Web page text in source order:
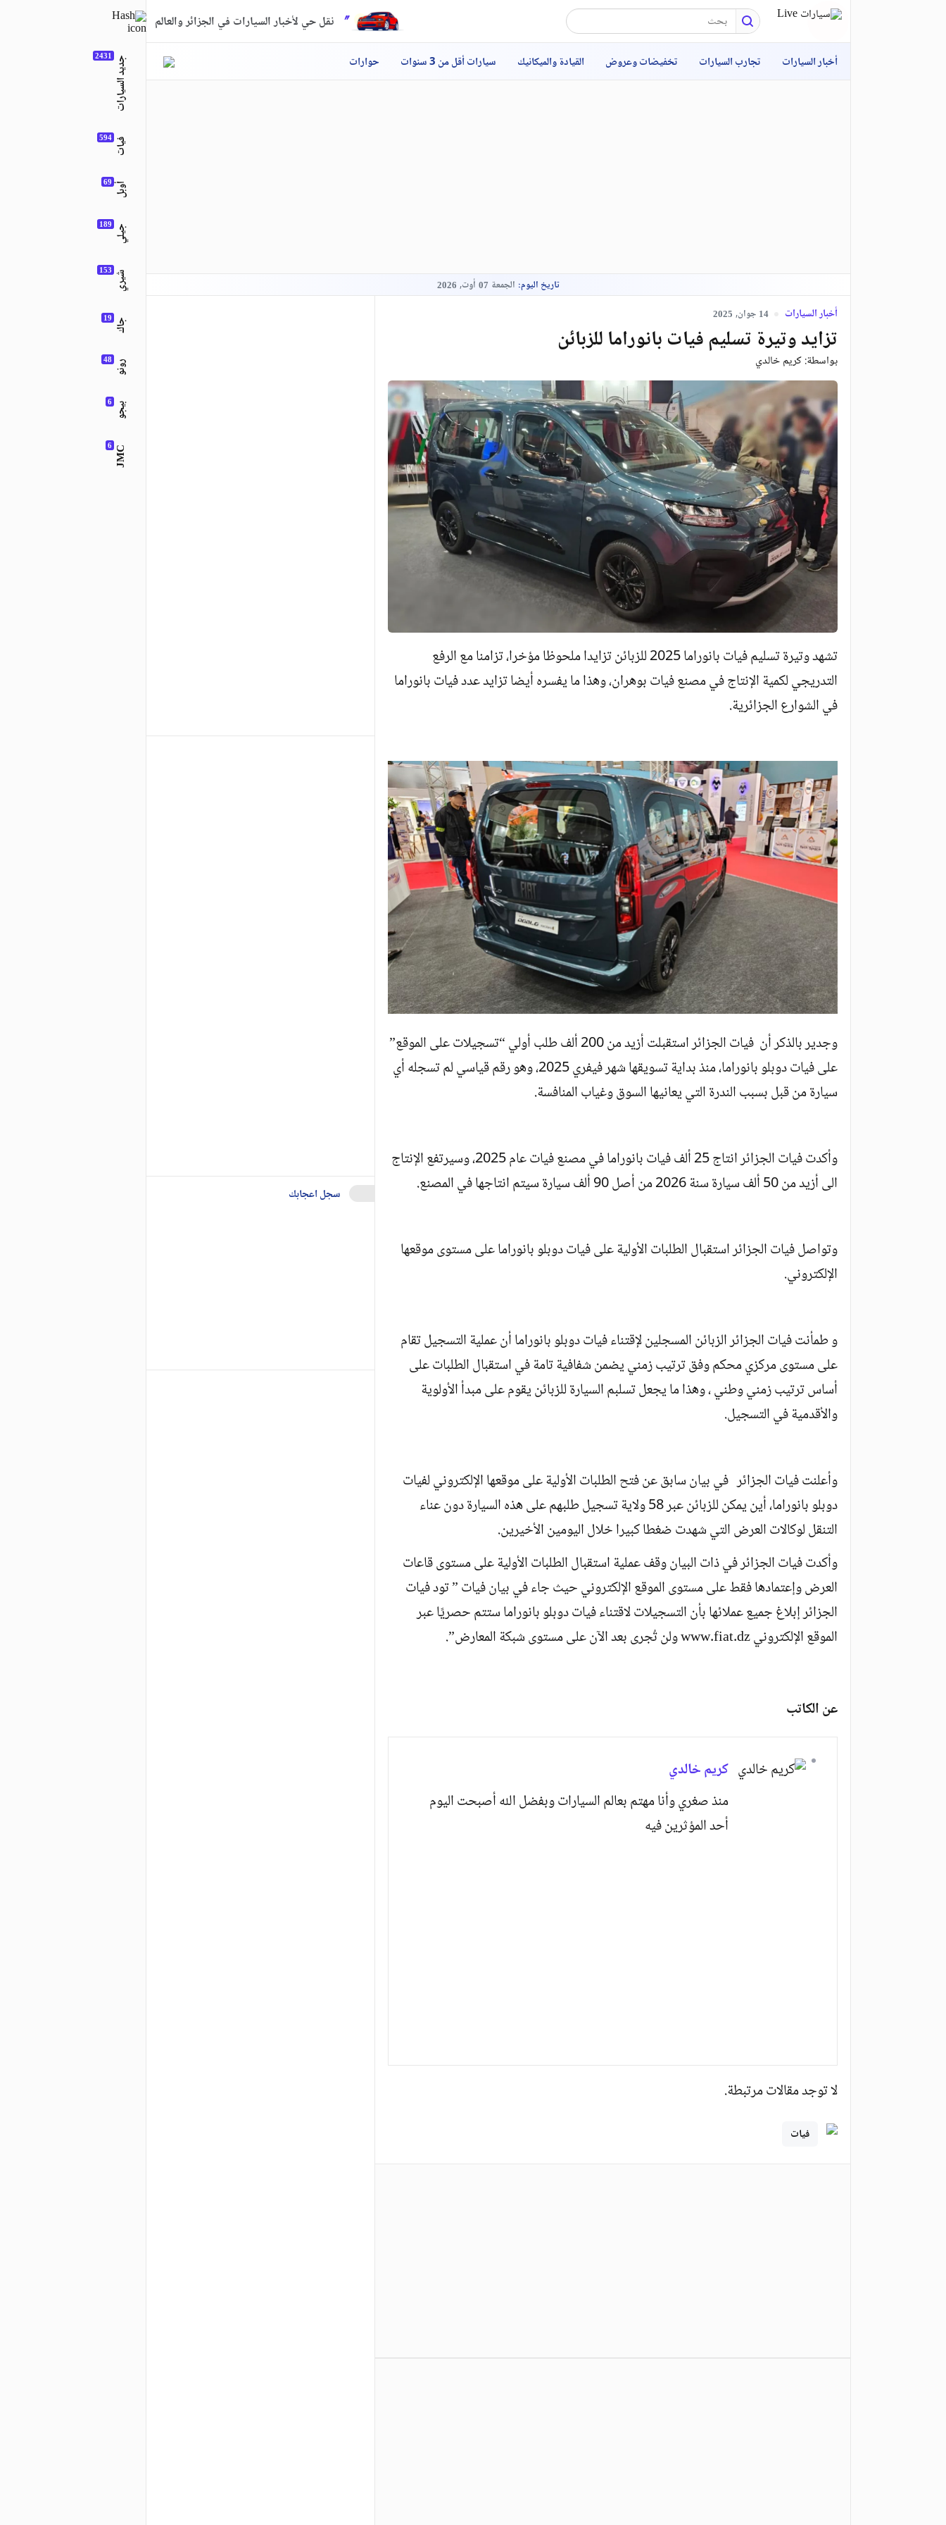
نقل حي لأخبار السيارات في الجزائر والعالم
أخبار السيارات تجارب السيارات تخفيضات وعروض القيادة والميكانيك سيارات أقل من 3 سنوات حوارات
تاريخ اليوم: الجمعة 07 أوت, 2026
أخبار السيارات 14 جوان, 2025
تزايد وتيرة تسليم فيات بانوراما للزبائن
بواسطة:كريم خالدي
تشهد وتيرة تسليم فيات بانوراما 2025 للزبائن تزايدا ملحوظا مؤخرا، تزامنا مع الرفع
التدريجي لكمية الإنتاج في مصنع فيات بوهران، وهذا ما يفسره أيضا تزايد عدد فيات بانوراما
في الشوارع الجزائرية.
وجدير بالذكر أن فيات الجزائر استقبلت أزيد من 200 ألف طلب أولي “تسجيلات على الموقع”
على فيات دوبلو بانوراما، منذ بداية تسويقها شهر فيفري 2025، وهو رقم قياسي لم تسجله أي
سيارة من قبل بسبب الندرة التي يعانيها السوق وغياب المنافسة.
وأكدت فيات الجزائر انتاج 25 ألف فيات بانوراما في مصنع فيات عام 2025، وسيرتفع الإنتاج
الى أزيد من 50 ألف سيارة سنة 2026 من أصل 90 ألف سيارة سيتم انتاجها في المصنع.
وتواصل فيات الجزائر استقبال الطلبات الأولية على فيات دوبلو بانوراما على مستوى موقعها
الإلكتروني.
و طمأنت فيات الجزائر الزبائن المسجلين لإقتناء فيات دوبلو بانوراما أن عملية التسجيل تقام
على مستوى مركزي محكم وفق ترتيب زمني يضمن شفافية تامة في استقبال الطلبات على
أساس ترتيب زمني وطني ، وهذا ما يجعل تسلبم السيارة للزبائن يقوم على مبدأ الأولوية
والأقدمية في التسجيل.
وأعلنت فيات الجزائر في بيان سابق عن فتح الطلبات الأولية على موقعها الإلكتروني لفيات
دوبلو بانوراما، أين يمكن للزبائن عبر 58 ولاية تسجيل طلبهم على هذه السيارة دون عناء
التنقل لوكالات العرض التي شهدت ضغطا كبيرا خلال اليومين الأخيرين.
وأكدت فيات الجزائر في ذات البيان وقف عملية استقبال الطلبات الأولية على مستوى قاعات
العرض وإعتمادها فقط على مستوى الموقع الإلكتروني حيث جاء في بيان فيات ” تود فيات
الجزائر إبلاغ جميع عملائها بأن التسجيلات لاقتناء فيات دوبلو بانوراما ستتم حصريًا عبر
الموقع الإلكتروني www.fiat.dz ولن تُجرى بعد الآن على مستوى شبكة المعارض”.
عن الكاتب
كريم خالدي
منذ صغري وأنا مهتم بعالم السيارات وبفضل الله أصبحت اليوم
أحد المؤثرين فيه
لا توجد مقالات مرتبطة.
فيات
سجل اعجابك
جديد السيارات
فيات
أوبل
جيلي
شيري
جاك
رونو
بيجو
JMC